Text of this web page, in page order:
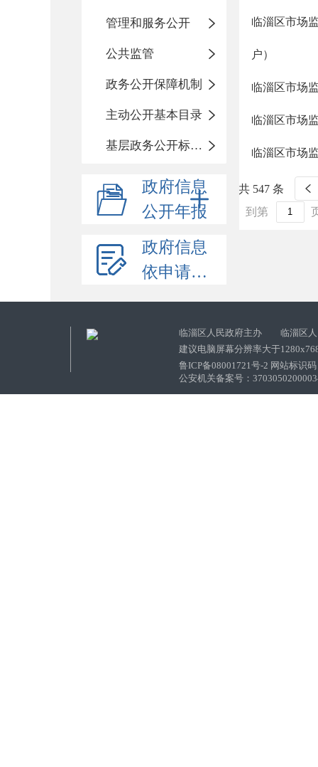
管理和服务公开
公共监管
政务公开保障机制
主动公开基本目录
基层政务公开标准化目录
政府信息
公开年报
政府信息
依申请公开
临淄区市场
户）
临淄区市场
临淄区市场
临淄区市场
共 547 条
到第
临淄区人民政府主办 临淄区人
建议电脑屏幕分辨率大于
鲁ICP备08001721号-2 网站标识
公安机关备案号：